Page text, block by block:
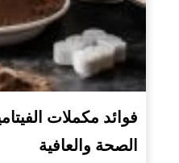
فوائد مكملات
الصحة والعافية